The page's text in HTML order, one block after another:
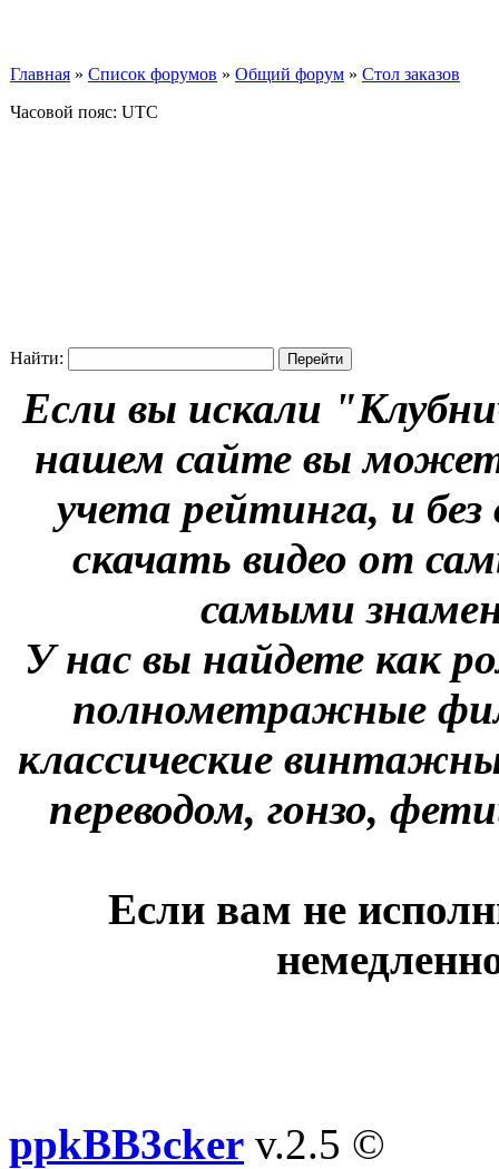
Главная » Список форумов » Общий форум » Стол заказов
Часовой пояс: UTC
Найти:
Если вы искали
нашем сайте вы
учета рейтинга, и
скачать видео от
самыми
У нас вы найдете как
полнометражные
классические
переводом, гонзо,
Если вам не
ppkBB3cker v.2.5 ©